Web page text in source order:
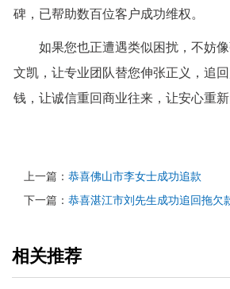
碑，已帮助数百位客户成功维权。
如果您也正遭遇类似困扰，不妨像
文凯，让专业团队替您伸张正义，追
钱，让诚信重回商业往来，让安心重新
上一篇： 恭喜佛山市李女士成功追款
下一篇： 恭喜湛江市刘先生成功追回拖欠
相关推荐